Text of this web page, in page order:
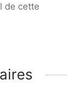
de cette